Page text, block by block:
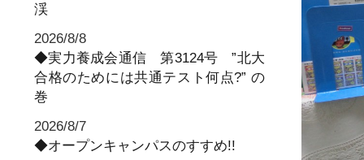
渓
2026/8/8
◆実力養成会通信 第3124号 ”北大
合格のためには共通テスト何点?” の
巻
2026/8/7
◆オープンキャンパスのすすめ!!